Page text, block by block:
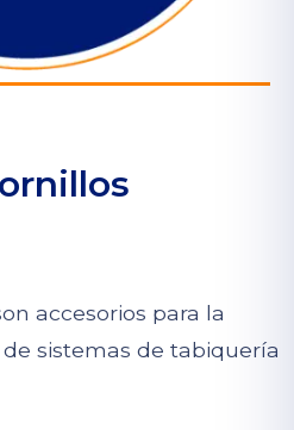
accesorios para la
sistemas de tabiquería